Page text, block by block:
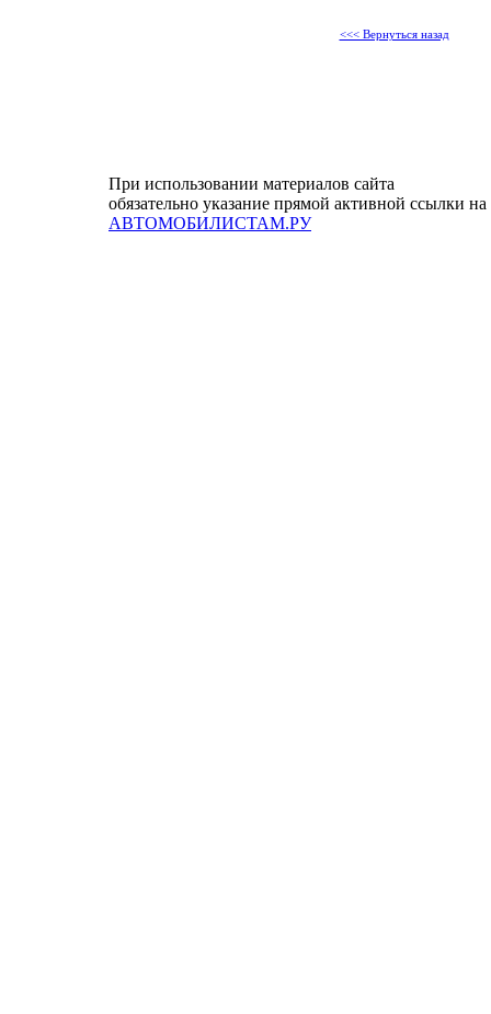
<<< Вернуться назад
При использовании материалов сайта
обязательно указание прямой активной ссылки на
АВТОМОБИЛИСТАМ.РУ